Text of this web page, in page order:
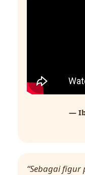
—
“Sebagai